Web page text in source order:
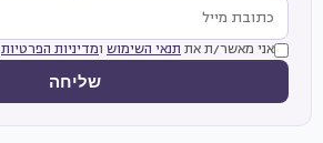
אני מאשר/ת את תנאי השימוש ומדיניות הפרטיות
שליחה